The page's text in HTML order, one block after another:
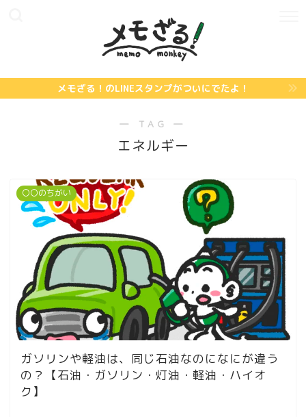
メモざる！のLINEスタンプがついにでたよ！
― TAG ―
エネルギー
〇〇のちがい
ガソリンや軽油は、同じ石油なのになにが違う
の？【石油・ガソリン・灯油・軽油・ハイオ
ク】